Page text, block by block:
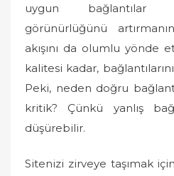
uygun bağlantılar
görünürlüğünü
akışını da olumlu yönde
kalitesi kadar,
Peki, neden doğru
kritik? Çünkü yanlış
düşürebilir.
Sitenizi zirveye taşımak